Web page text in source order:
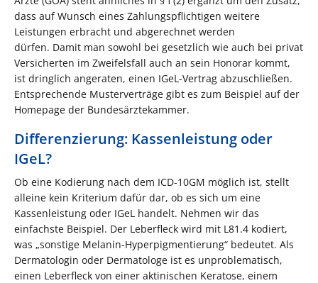
dass auf Wunsch eines Zahlungspflichtigen weitere
Leistungen erbracht und abgerechnet werden
dürfen. Damit man sowohl bei gesetzlich wie auch bei privat
Versicherten im Zweifelsfall auch an sein Honorar kommt,
ist dringlich angeraten, einen IGeL-Vertrag abzuschließen.
Entsprechende Musterverträge gibt es zum Beispiel auf der
Homepage der Bundesärztekammer.
Differenzierung: Kassenleistung oder
IGeL?
Ob eine Kodierung nach dem ICD-10GM möglich ist, stellt
alleine kein Kriterium dafür dar, ob es sich um eine
Kassenleistung oder IGeL handelt. Nehmen wir das
einfachste Beispiel. Der Leberfleck wird mit L81.4 kodiert,
was „sonstige Melanin-Hyperpigmentierung“ bedeutet. Als
Dermatologin oder Dermatologe ist es unproblematisch,
einen Leberfleck von einer aktinischen Keratose, einem